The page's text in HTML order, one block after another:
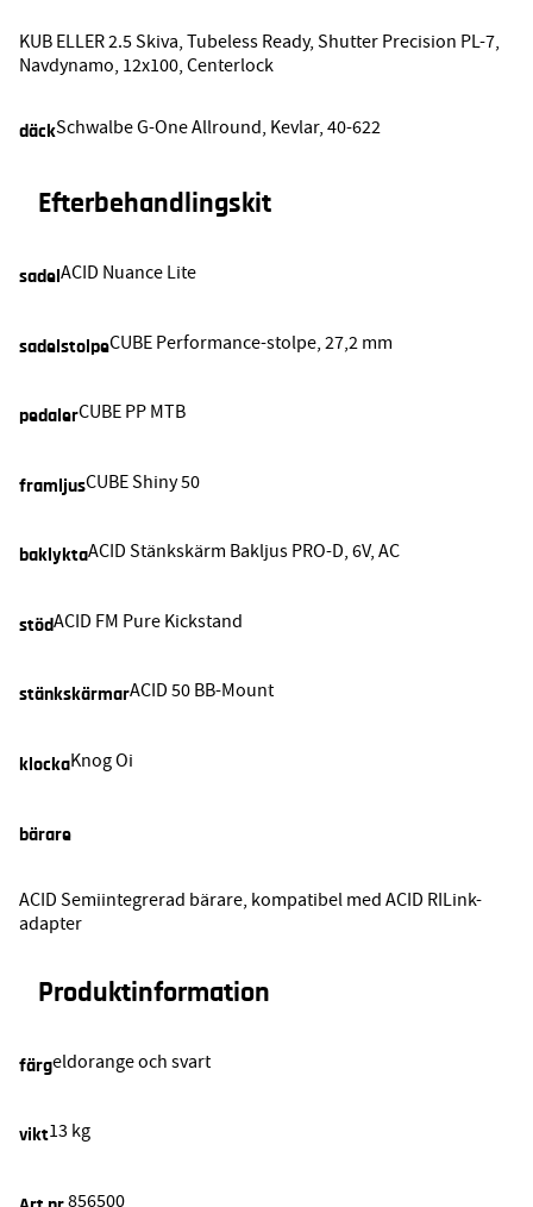
KUB ELLER 2.5 Skiva, Tubeless Ready, Shutter Precision PL-7,
Navdynamo, 12x100, Centerlock
däckSchwalbe G-One Allround, Kevlar, 40-622
Efterbehandlingskit
sadel ACID Nuance Lite
sadelstolpeCUBE Performance-stolpe, 27,2 mm
pedalerCUBE PP MTB
framljusCUBE Shiny 50
baklyktaACID Stänkskärm Bakljus PRO-D, 6V, AC
stödACID FM Pure Kickstand
stänkskärmarACID 50 BB-Mount
klockaKnog Oi
bärare
ACID Semiintegrerad bärare, kompatibel med ACID RILink-
adapter
Produktinformation
färgeldorange och svart
vikt13 kg
856500